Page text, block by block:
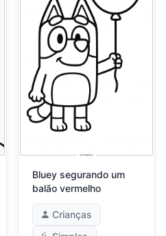
Bluey segurando um
balão vermelho
Crianças